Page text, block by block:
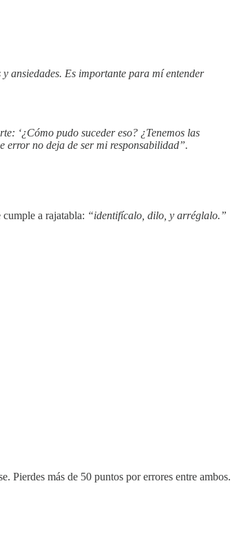
ansiedades. Es importante para mí entender
‘¿Cómo pudo suceder eso? ¿Tenemos las
error no deja de ser mi responsabilidad”.
a rajatabla: “identifícalo, dilo, y arréglalo.”
Pierdes más de 50 puntos por errores entre ambos.